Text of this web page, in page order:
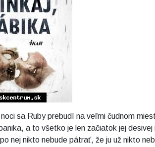
noci sa Ruby prebudí na veľmi čudnom
a to všetko je len začiatok jej
nej nikto nebude pátrať, že ju už nikto